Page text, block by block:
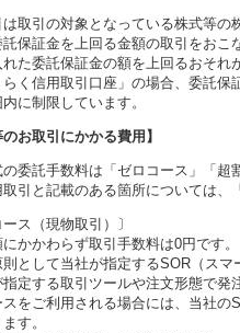
取引の対象となっている株式等
託保証金を上回る金額の取引をお
れた委託保証金の額を上回るおそれ
く信用取引口座」の場合、委託保
に制限しています。
のお取引にかかる費用】
の委託手数料は「ゼロコース」「
取引と記載のある箇所については
ース（現物取引）〕
かかわらず取引手数料は0円です。
則として当社が指定するSOR（ス
指定する取引ツールや注文形態で
スをご利用される場合には、当社
す。